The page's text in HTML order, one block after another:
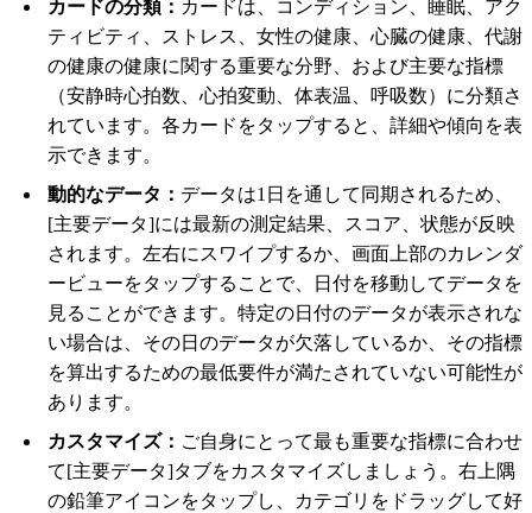
カードの分類： カードは、コンディション、睡眠、アク
ティビティ、ストレス、女性の健康、心臓の健康、代謝
の健康の健康に関する重要な分野、および主要な指標
（安静時心拍数、心拍変動、体表温、呼吸数）に分類さ
れています。各カードをタップすると、詳細や傾向を表
示できます。
動的なデータ： データは1日を通して同期されるため、
[主要データ]には最新の測定結果、スコア、状態が反映
されます。左右にスワイプするか、画面上部のカレンダ
ービューをタップすることで、日付を移動してデータを
見ることができます。特定の日付のデータが表示されな
い場合は、その日のデータが欠落しているか、その指標
を算出するための最低要件が満たされていない可能性が
あります。
カスタマイズ： ご自身にとって最も重要な指標に合わせ
て[主要データ]タブをカスタマイズしましょう。右上隅
の鉛筆アイコンをタップし、カテゴリをドラッグして好